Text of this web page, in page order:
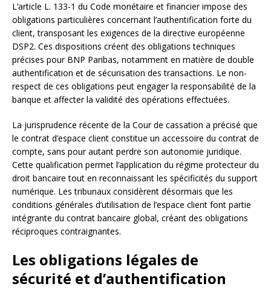
L’article L. 133-1 du Code monétaire et financier impose des
obligations particulières concernant l’authentification forte du
client, transposant les exigences de la directive européenne
DSP2. Ces dispositions créent des obligations techniques
précises pour BNP Paribas, notamment en matière de double
authentification et de sécurisation des transactions. Le non-
respect de ces obligations peut engager la responsabilité de la
banque et affecter la validité des opérations effectuées.
La jurisprudence récente de la Cour de cassation a précisé que
le contrat d’espace client constitue un accessoire du contrat de
compte, sans pour autant perdre son autonomie juridique.
Cette qualification permet l’application du régime protecteur du
droit bancaire tout en reconnaissant les spécificités du support
numérique. Les tribunaux considèrent désormais que les
conditions générales d’utilisation de l’espace client font partie
intégrante du contrat bancaire global, créant des obligations
réciproques contraignantes.
Les obligations légales de
sécurité et d’authentification